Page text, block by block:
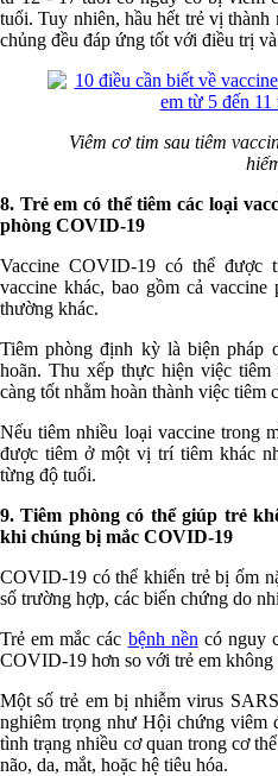
tuổi. Tuy nhiên, hầu hết trẻ vị
chủng đều đáp ứng tốt với điều trị
Viêm cơ tim sau tiêm
8. Trẻ em có thể tiêm các loại
phòng COVID-19
Vaccine COVID-19 có thể được
vaccine khác, bao gồm cả
thường khác.
Tiêm phòng định kỳ là biện pháp
hoãn. Thu xếp thực hiện việc
càng tốt nhằm hoàn thành việc tiêm
Nếu tiêm nhiều loại vaccine trong
được tiêm ở một vị trí tiêm khác
từng độ tuổi.
9. Tiêm phòng có thể giúp trẻ
khi chúng bị mắc COVID-19
COVID-19 có thể khiến trẻ bị ốm
số trường hợp, các biến chứng do
Trẻ em mắc các bệnh nền có nguy
COVID-19 hơn so với trẻ em không
Một số trẻ em bị nhiễm virus
nghiêm trọng như Hội chứng viêm
tình trạng nhiều cơ quan trong cơ
não, da, mắt, hoặc hệ tiêu hóa.